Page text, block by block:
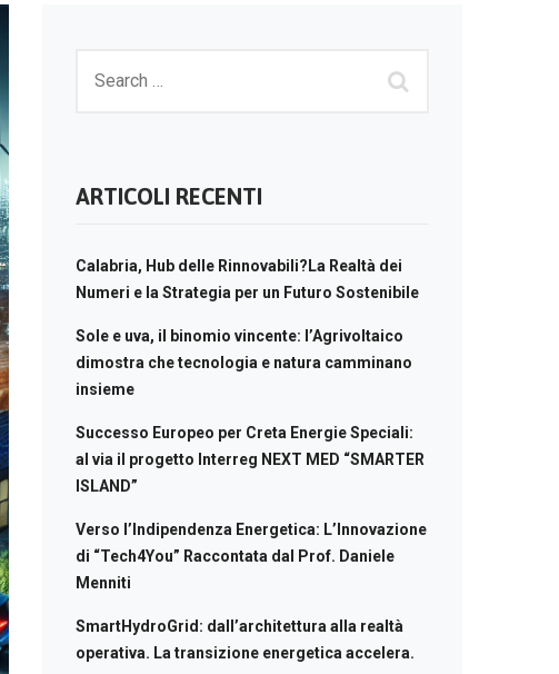
ARTICOLI RECENTI
Calabria, Hub delle Rinnovabili?La Realtà dei
Numeri e la Strategia per un Futuro Sostenibile
Sole e uva, il binomio vincente: l’Agrivoltaico
dimostra che tecnologia e natura camminano
insieme
Successo Europeo per Creta Energie Speciali:
al via il progetto Interreg NEXT MED “SMARTER
ISLAND”
Verso l’Indipendenza Energetica: L’Innovazione
di “Tech4You” Raccontata dal Prof. Daniele
Menniti
SmartHydroGrid: dall’architettura alla realtà
operativa. La transizione energetica accelera.